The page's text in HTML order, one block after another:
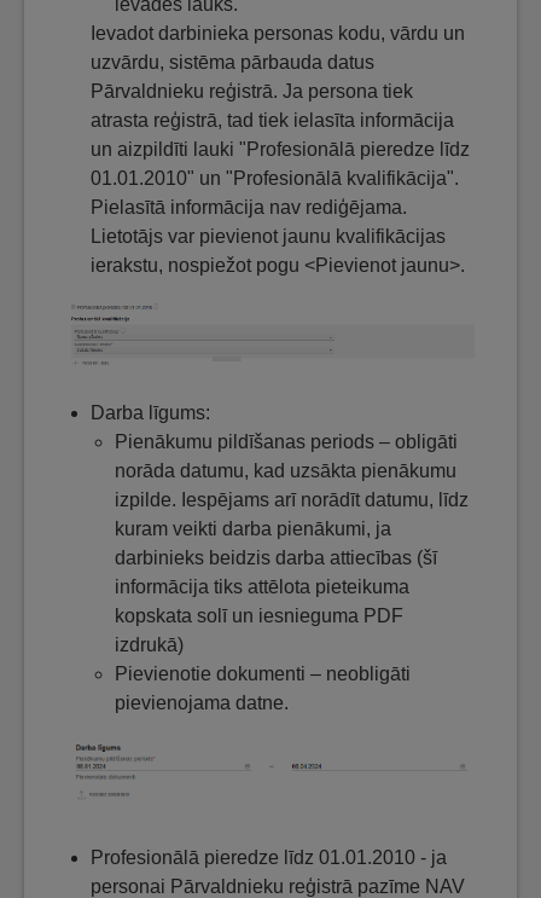
ievades lauks.
Ievadot darbinieka personas kodu, vārdu un
uzvārdu, sistēma pārbauda datus
Pārvaldnieku reģistrā. Ja persona tiek
atrasta reģistrā, tad tiek ielasīta informācija
un aizpildīti lauki "Profesionālā pieredze līdz
01.01.2010" un "Profesionālā kvalifikācija".
Pielasītā informācija nav rediģējama.
Lietotājs var pievienot jaunu kvalifikācijas
ierakstu, nospiežot pogu <Pievienot jaunu>.
Darba līgums:
Pienākumu pildīšanas periods – obligāti
norāda datumu, kad uzsākta pienākumu
izpilde. Iespējams arī norādīt datumu, līdz
kuram veikti darba pienākumi, ja
darbinieks beidzis darba attiecības (šī
informācija tiks attēlota pieteikuma
kopskata solī un iesnieguma PDF
izdrukā)
Pievienotie dokumenti – neobligāti
pievienojama datne.
Profesionālā pieredze līdz 01.01.2010 - ja
personai Pārvaldnieku reģistrā pazīme NAV